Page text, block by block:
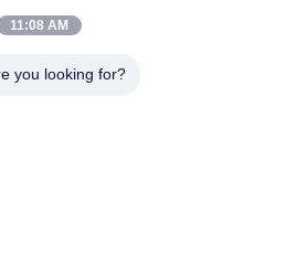
11:08 AM
you looking for?